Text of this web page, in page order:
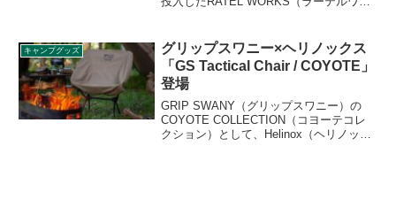
売されることがアナウンスされました。
詳細をレビューします。
キャンプグッズ
グリップスワニー×ヘリノックス
「GS Tactical Chair / COYOTE」
登場
GRIP SWANY（グリップスワニー）の
COYOTE COLLECTION（コヨーテコレ
クション）として、Helinox（ヘリノック